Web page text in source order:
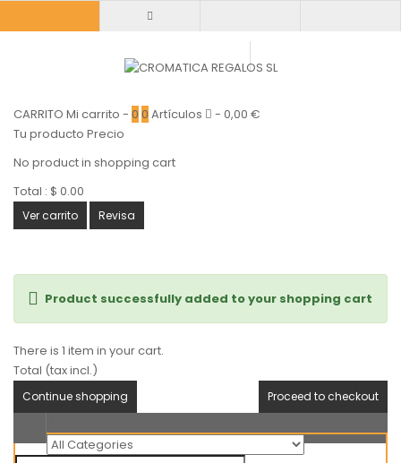
CARRITO Mi carrito - 0 0 Artículos - 0,00 €
Tu producto Precio
No product in shopping cart
Total : $ 0.00
Ver carrito Revisa
Product successfully added to your shopping cart
There is 1 item in your cart.
Total (tax incl.)
Continue shopping
Proceed to checkout
categorias